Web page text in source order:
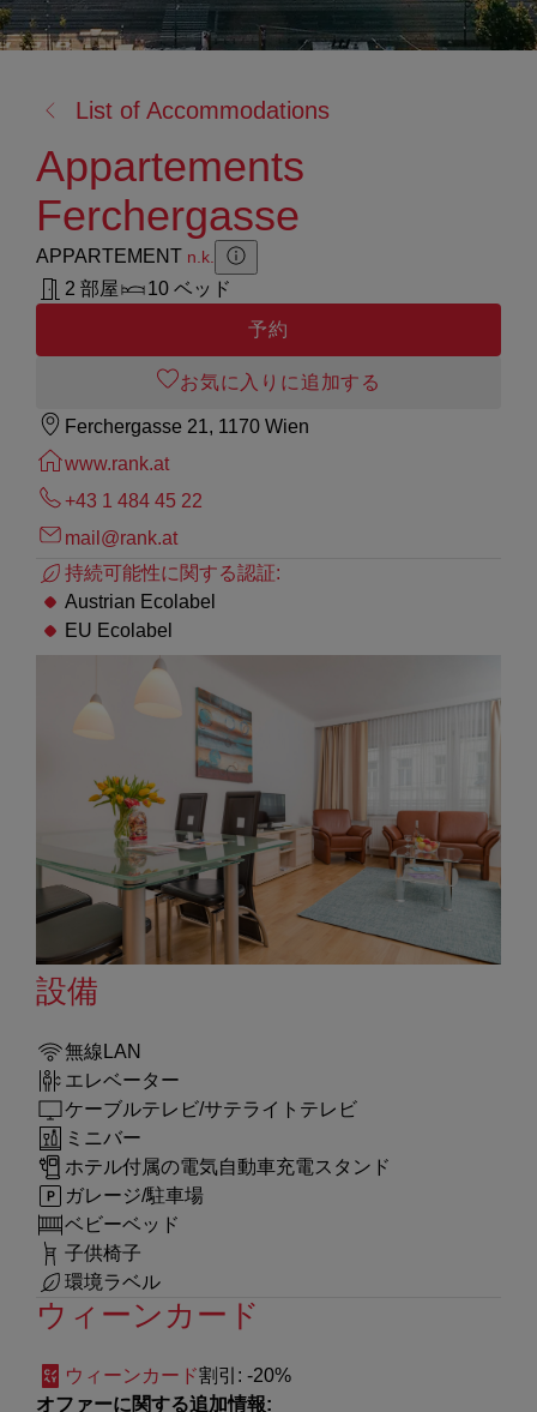
る:
List of Accommodations
Appartements
Ferchergasse
APPARTEMENT n.k.
Zusatzinformation anzeigen
Zusatzinformation ausblenden
2 部屋
10 ベッド
予約
お気に入りに追加する
Ferchergasse 21, 1170 Wien
www.rank.at
+43 1 484 45 22
mail@rank.at
持続可能性に関する認証:
Austrian Ecolabel
EU Ecolabel
設備
無線LAN
エレベーター
ケーブルテレビ/サテライトテレビ
ミニバー
ホテル付属の電気自動車充電スタンド
ガレージ/駐車場
ベビーベッド
子供椅子
環境ラベル
ウィーンカード
ウィーンカード割引 : -20%
オファーに関する追加情報: